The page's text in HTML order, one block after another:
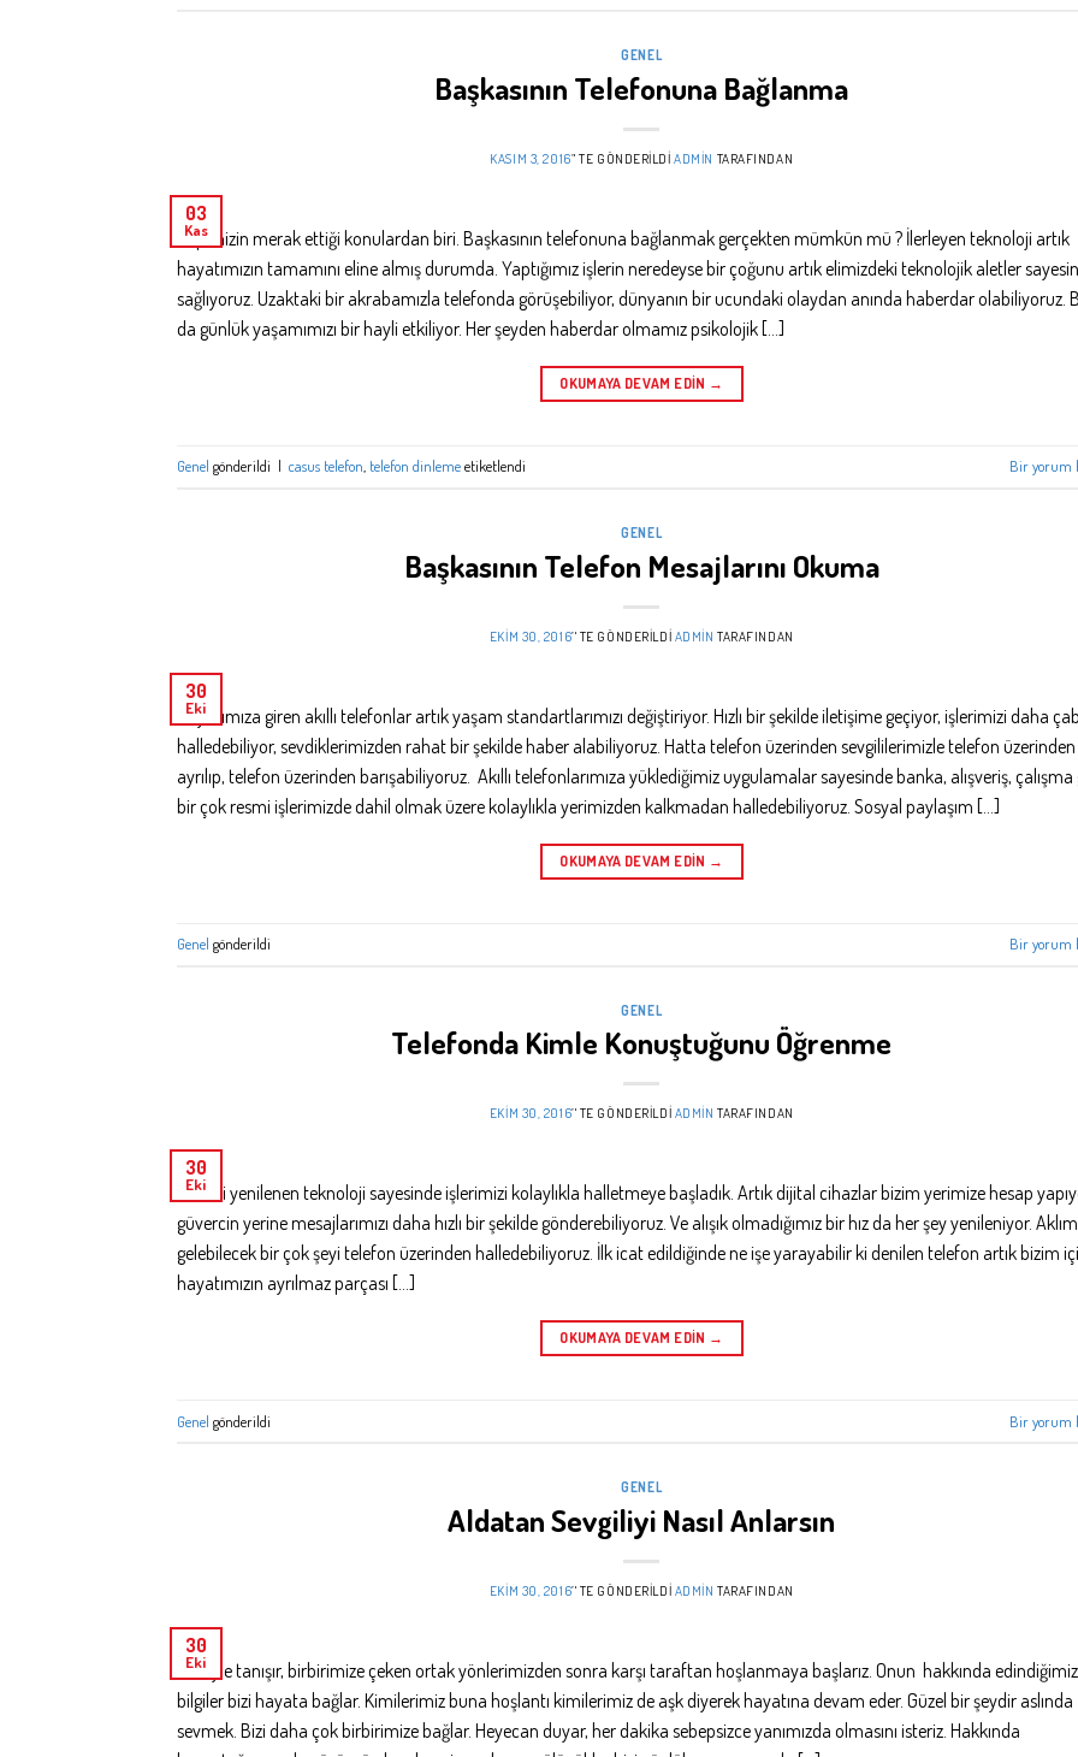
GENEL
Başkasının Telefonuna Bağlanma
KASIM 3, 2016’' TE GÖNDERILDI ADMIN TARAFINDAN
03
Kas
Hepimizin merak ettiği konulardan biri. Başkasının telefonuna bağlanmak gerçekten mümkün mü ? İlerleyen teknoloji artık
hayatımızın tamamını eline almış durumda. Yaptığımız işlerin neredeyse bir çoğunu artık elimizdeki teknolojik aletler
sağlıyoruz. Uzaktaki bir akrabamızla telefonda görüşebiliyor, dünyanın bir ucundaki olaydan anında haberdar olabiliyoruz.
da günlük yaşamımızı bir hayli etkiliyor. Her şeyden haberdar olmamız psikolojik […]
OKUMAYA DEVAM EDIN →
Genel gönderildi | casus telefon, telefon dinlemeetiketlendi Bir yorum
GENEL
Başkasının Telefon Mesajlarını Okuma
EKIM 30, 2016’' TE GÖNDERILDI ADMIN TARAFINDAN
30
Eki
Hayatımıza giren akıllı telefonlar artık yaşam standartlarımızı değiştiriyor. Hızlı bir şekilde iletişime geçiyor, işlerimizi daha
halledebiliyor, sevdiklerimizden rahat bir şekilde haber alabiliyoruz. Hatta telefon üzerinden sevgililerimizle telefon üzerinden
ayrılıp, telefon üzerinden barışabiliyoruz. Akıllı telefonlarımıza yüklediğimiz uygulamalar sayesinde banka, alışveriş, çalışma
bir çok resmi işlerimizde dahil olmak üzere kolaylıkla yerimizden kalkmadan halledebiliyoruz. Sosyal paylaşım […]
OKUMAYA DEVAM EDIN →
Genel gönderildi Bir yorum
GENEL
Telefonda Kimle Konuştuğunu Öğrenme
EKIM 30, 2016’' TE GÖNDERILDI ADMIN TARAFINDAN
30
Eki
Sürekli yenilenen teknoloji sayesinde işlerimizi kolaylıkla halletmeye başladık. Artık dijital cihazlar bizim yerimize hesap
güvercin yerine mesajlarımızı daha hızlı bir şekilde gönderebiliyoruz. Ve alışık olmadığımız bir hız da her şey yenileniyor.
gelebilecek bir çok şeyi telefon üzerinden halledebiliyoruz. İlk icat edildiğinde ne işe yarayabilir ki denilen telefon artık bizim
hayatımızın ayrılmaz parçası […]
OKUMAYA DEVAM EDIN →
Genel gönderildi Bir yorum
GENEL
Aldatan Sevgiliyi Nasıl Anlarsın
EKIM 30, 2016’' TE GÖNDERILDI ADMIN TARAFINDAN
30
Eki
Birisiyle tanışır, birbirimize çeken ortak yönlerimizden sonra karşı taraftan hoşlanmaya başlarız. Onun hakkında edindiğimiz
bilgiler bizi hayata bağlar. Kimilerimiz buna hoşlantı kimilerimiz de aşk diyerek hayatına devam eder. Güzel bir şeydir aslında
sevmek. Bizi daha çok birbirimize bağlar. Heyecan duyar, her dakika sebepsizce yanımızda olmasını isteriz. Hakkında